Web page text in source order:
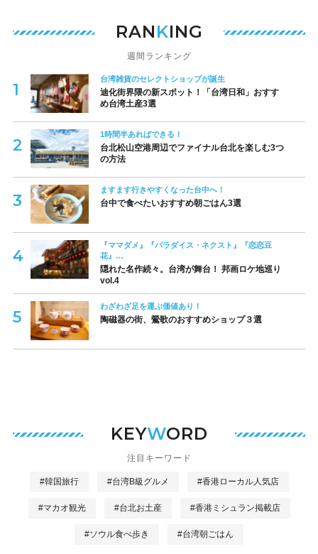
RANKING
週間ランキング
台湾雑貨のセレクトショップが誕生
迪化街界隈の新スポット！「台湾日和」おすす
め台湾土産3選
1時間半あればできる！
台北松山空港周辺でファイナル台北を楽しむ3つ
の方法
ますます行きやすくなった台中へ！
台中で食べたいおすすめ朝ごはん3選
『ママダメ』『パラダイス・ネクスト』『恋恋豆
花』…
隠れた名作続々。台湾が舞台！ 邦画ロケ地巡り
vol.4
わざわざ足を運ぶ価値あり！
陶磁器の街、鶯歌のおすすめショップ３選
KEYWORD
注目キーワード
#韓国旅行 #台湾B級グルメ #香港ローカル人気店
#マカオ観光 #台北お土産 #香港ミシュラン掲載店
#ソウル食べ歩き #台湾朝ごはん